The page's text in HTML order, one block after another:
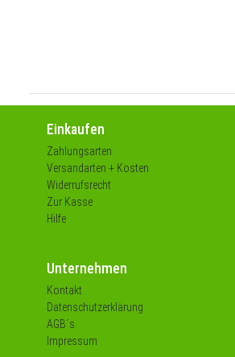
Einkaufen
Zahlungsarten
Versandarten + Kosten
Widerrufsrecht
Zur Kasse
Hilfe
Unternehmen
Kontakt
Datenschutzerklärung
AGB´s
Impressum